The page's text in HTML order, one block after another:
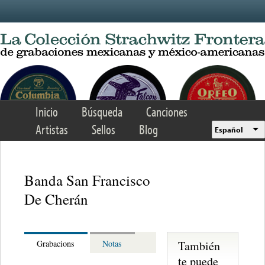
Inicio Búsqueda
Canciones
Artistas
Sellos Blog Español
Banda San Francisco
De Cherán
Grabacions Notas
También
te puede